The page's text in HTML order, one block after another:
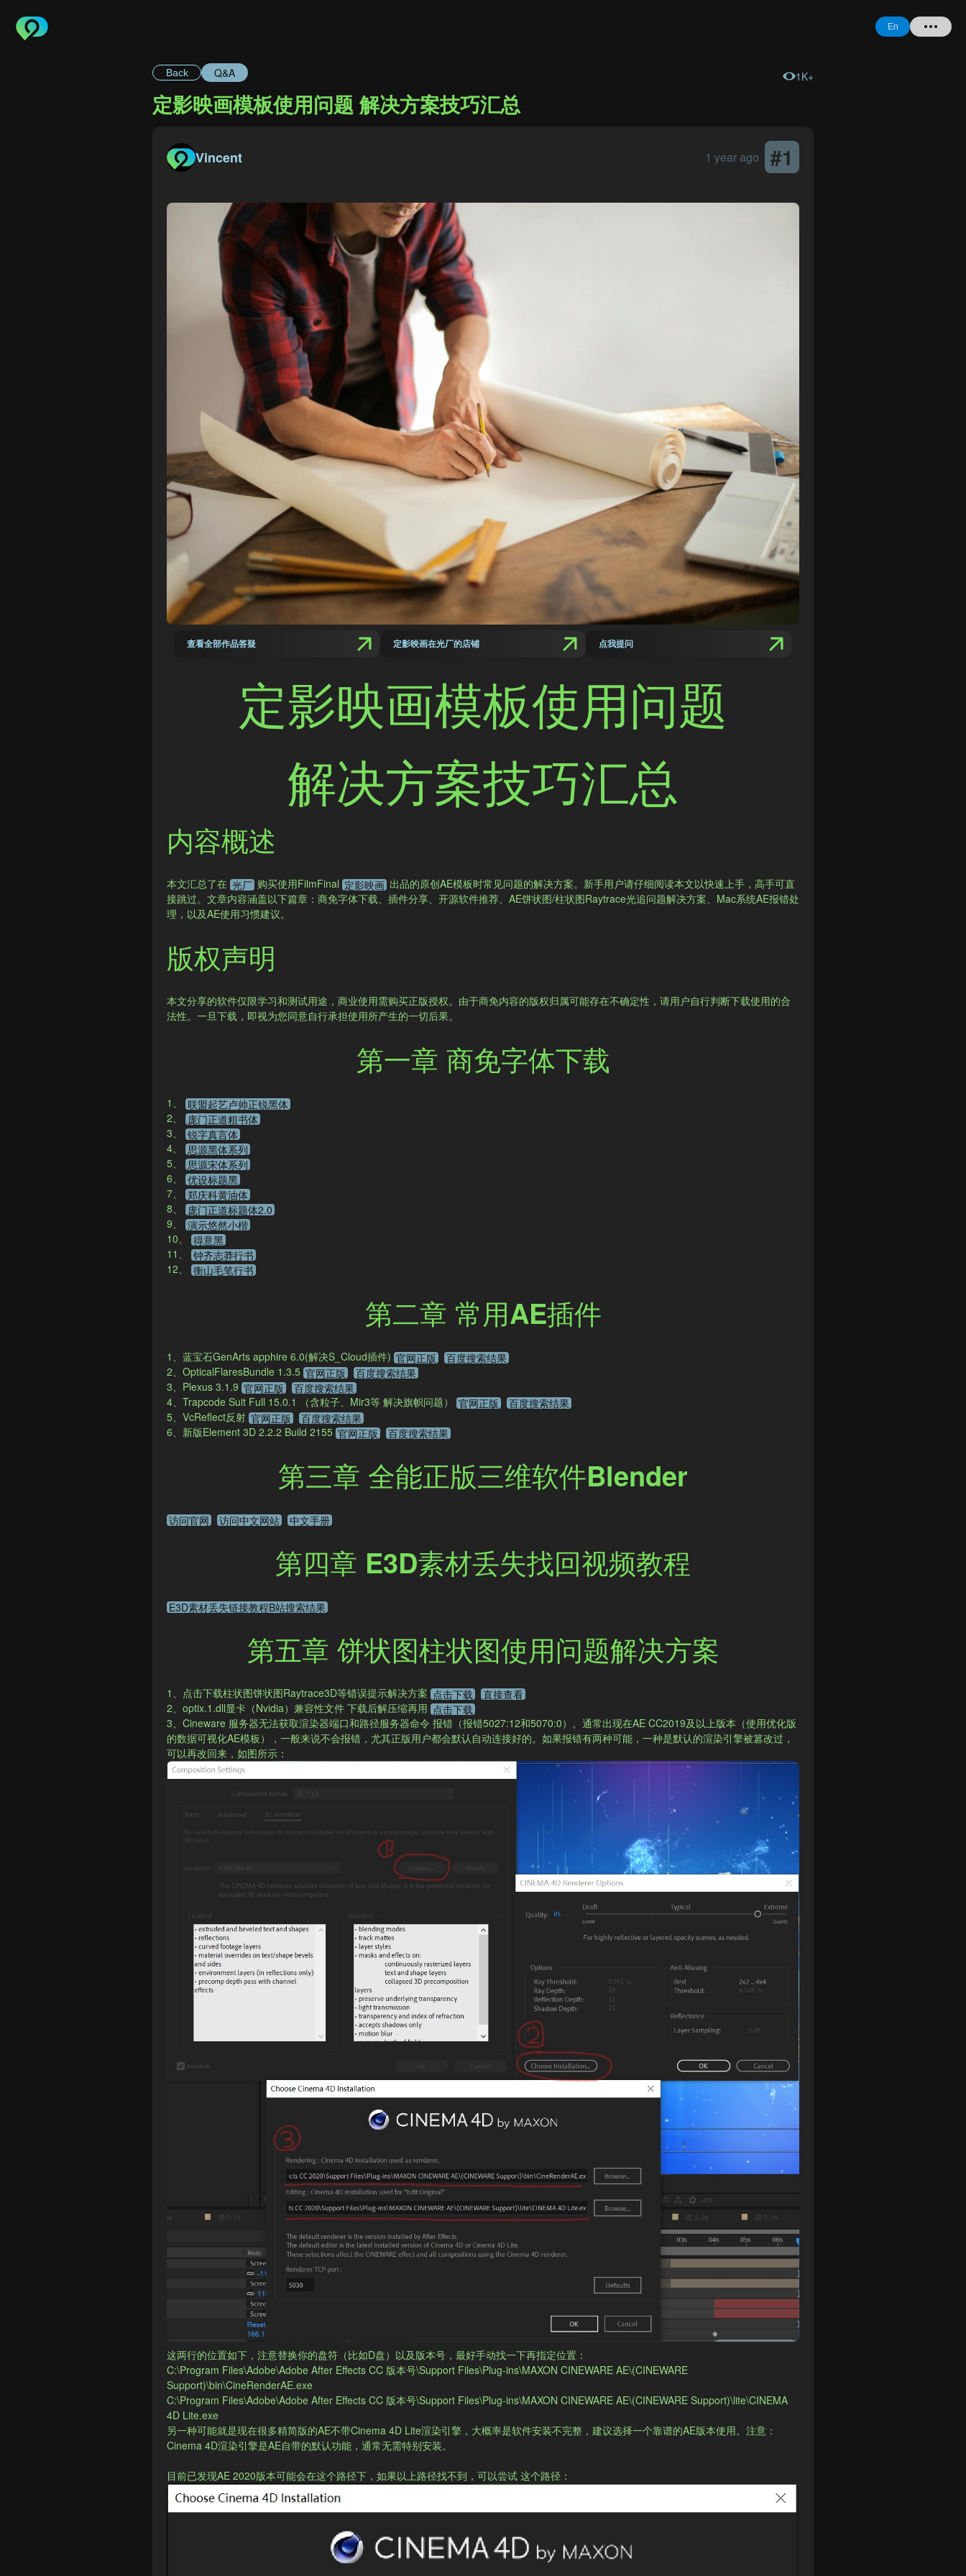
En
Back Q&A 1K+
定影映画模板使用问题 ​解决方案技巧汇总
Vincent 1 year ago #1
查看全部作品答疑 定影映画在光厂的店铺 点我提问
定影映画模板使用问题
解决方案技巧汇总
内容概述
本文汇总了在 光厂 购买使用FilmFinal 定影映画 出品的原创AE模板时常见问题的解决方案。新手用户请仔细阅读本文以快速上手，高手可直
接跳过。文章内容涵盖以下篇章：商免字体下载、插件分享、开源软件推荐、AE饼状图/柱状图Raytrace光追问题解决方案、Mac系统AE报错处
理，以及AE使用习惯建议。
版权声明
本文分享的软件仅限学习和测试用途，商业使用需购买正版授权。由于商免内容的版权归属可能存在不确定性，请用户自行判断下载使用的合
法性。一旦下载，即视为您同意自行承担使用所产生的一切后果。
第一章 商免字体下载
1、
联盟起艺卢帅正锐黑体
2、
庞门正道粗书体
3、
锐字真言体
4、
思源黑体系列
5、
思源宋体系列
6、
优设标题黑
7、
郑庆科黄油体
8、
庞门正道标题体2.0
9、
演示悠然小楷
10、
得意黑
11、
钟齐志莽行书
12、
衡山毛笔行书
第二章 常用AE插件
1、蓝宝石GenArts apphire 6.0(解决S_Cloud插件) 官网正版
百度搜索结果
2、OpticalFlaresBundle 1.3.5 官网正版
百度搜索结果
3、Plexus 3.1.9 官网正版
百度搜索结果
4、Trapcode Suit Full 15.0.1 （含粒子、Mir3等 解决旗帜问题）
官网正版
百度搜索结果
5、VcReflect反射 官网正版
百度搜索结果
6、新版Element 3D 2.2.2 Build 2155 官网正版 百度搜索结果
第三章 全能正版三维软件Blender
访问官网 访问中文网站 中文手册
第四章 E3D素材丢失找回视频教程
E3D素材丢失链接教程B站搜索结果
第五章 饼状图柱状图使用问题解决方案
1、点击下载柱状图饼状图Raytrace3D等错误提示解决方案 点击下载
直接查看
2​、optix.1.dll显卡（Nvidia）兼容性文件 下载后解压缩再用 点击下载​
3、​Cineware 服务器无法获取渲染器端口和路径服务器命令 报错（报错5027:12和5070:0）。通常出现在AE CC2019及以上版本（使用优化版
的数据可视化AE模板），一般来说不会报错，尤其正版用户都会默认自动连接好的。如果报错有两种可能，一种是默认的渲染引擎被篡改过，
可以再改回来，如图所示：
这两行的位置如下，注意替换你的盘符（比如D盘）以及版本号，最好手动找一下再指定位置：
C:\Program Files\Adobe\Adobe After Effects CC 版本号\Support Files\Plug-ins\MAXON CINEWARE AE\(CINEWARE
Support)\bin\CineRenderAE.exe
C:\Program Files\Adobe\Adobe After Effects CC 版本号\Support Files\Plug-ins\MAXON CINEWARE AE\(CINEWARE Support)\lite\CINEMA
4D Lite.exe
另一种可能就是现在很多精简版的AE不带Cinema 4D Lite渲染引擎，大概率是软件安装不完整，建议选择一个靠谱的AE版本使用。注意：
Cinema 4D渲染引擎是AE自带的默认功能，通常无需特别安装。
目前已发现AE 2020版本可能会在这个路径下，如果以上路径找不到，可以尝试 这个路径：